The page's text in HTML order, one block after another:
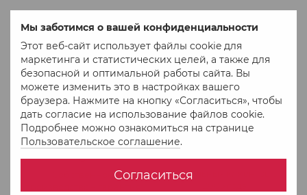
Мы заботимся о вашей конфиденциальности
Этот веб-сайт использует файлы cookie для
маркетинга и статистических целей, а также для
безопасной и оптимальной работы сайта. Вы
можете изменить это в настройках вашего
браузера. Нажмите на кнопку «Согласиться», чтобы
дать согласие на использование файлов cookie.
Подробнее можно ознакомиться на странице
Пользовательское соглашение.
Согласиться
Обмен и возврат в
течение 30 дней
Отправка в понедельник,
среду и пятницу
Довольных клиентов с